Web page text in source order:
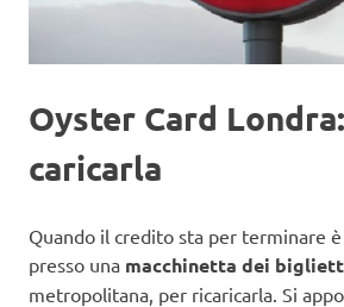
Oyster Card
caricarla
Quando il credito sta per terminare
presso una macchinetta dei
metropolitana, per ricaricarla. Si